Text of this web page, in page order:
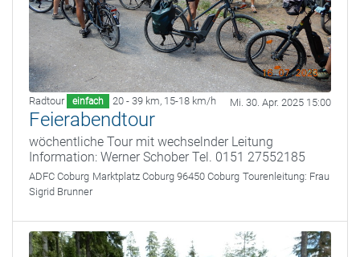
Radtour einfach 20 - 39 km, 15-18 km/h Mi. 30. Apr. 2025 15:00
Feierabendtour
wöchentliche Tour mit wechselnder Leitung
Information: Werner Schober Tel. 0151 27552185
ADFC Coburg Marktplatz Coburg 96450 Coburg Tourenleitung: Frau
Sigrid Brunner